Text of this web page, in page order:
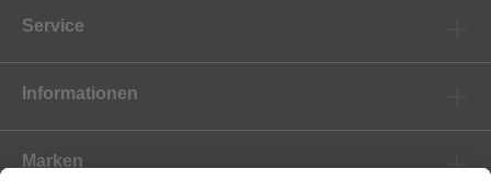
Service
Informationen
Marken